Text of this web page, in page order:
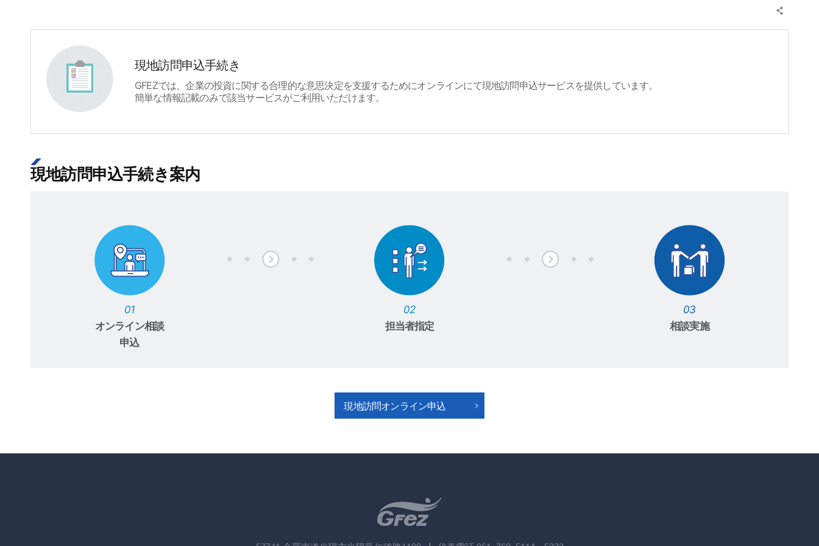
現地訪問申込手続き
GFEZでは、企業の投資に関する合理的な意思決定を支援するためにオンラインにて現地訪問申込サービスを提供しています。
簡単な情報記載のみで該当サービスがご利用いただけます。
現地訪問申込手続き案内
01
オンライン相談
申込
02
担当者指定
03
相談実施
現地訪問オンライン申込